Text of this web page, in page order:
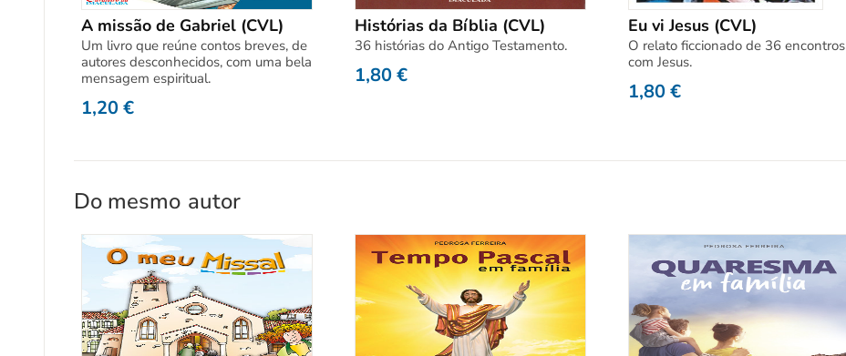
A missão de Gabriel (CVL)
Um livro que reúne contos breves, de
autores desconhecidos, com uma bela
mensagem espiritual.
1,20€
Histórias da Bíblia (CVL)
36 histórias do Antigo Testamento.
1,80€
Eu vi Jesus (CVL)
O relato ficcionado de 36 encontros
com Jesus.
1,80€
Do mesmo autor